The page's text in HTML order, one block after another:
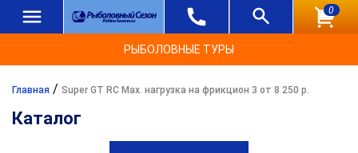
0
РЫБОЛОВНЫЕ ТУРЫ
Главная / Super GT RC Max. нагрузка на фрикцион 3 от 8 250 р.
Каталог